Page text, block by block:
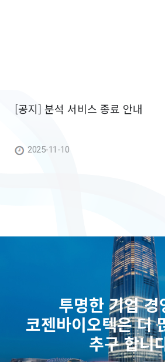
[공지] 분석 서비스 종료 안내
2025-11-10
투명한 기업 경
코젠바이오텍은 더
추구 합니